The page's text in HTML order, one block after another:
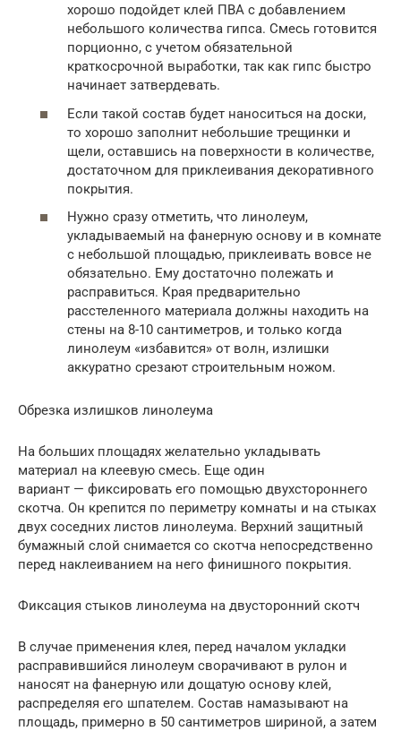
хорошо подойдет клей ПВА с добавлением
небольшого количества гипса. Смесь готовится
порционно, с учетом обязательной
краткосрочной выработки, так как гипс быстро
начинает затвердевать.
Если такой состав будет наноситься на доски,
то хорошо заполнит небольшие трещинки и
щели, оставшись на поверхности в количестве,
достаточном для приклеивания декоративного
покрытия.
Нужно сразу отметить, что линолеум,
укладываемый на фанерную основу и в комнате
с небольшой площадью, приклеивать вовсе не
обязательно. Ему достаточно полежать и
расправиться. Края предварительно
расстеленного материала должны находить на
стены на 8-10 сантиметров, и только когда
линолеум «избавится» от волн, излишки
аккуратно срезают строительным ножом.
Обрезка излишков линолеума
На больших площадях желательно укладывать
материал на клеевую смесь. Еще один
вариант — фиксировать его помощью двухстороннего
скотча. Он крепится по периметру комнаты и на стыках
двух соседних листов линолеума. Верхний защитный
бумажный слой снимается со скотча непосредственно
перед наклеиванием на него финишного покрытия.
Фиксация стыков линолеума на двусторонний скотч
В случае применения клея, перед началом укладки
расправившийся линолеум сворачивают в рулон и
наносят на фанерную или дощатую основу клей,
распределяя его шпателем. Состав намазывают на
площадь, примерно в 50 сантиметров шириной, а затем